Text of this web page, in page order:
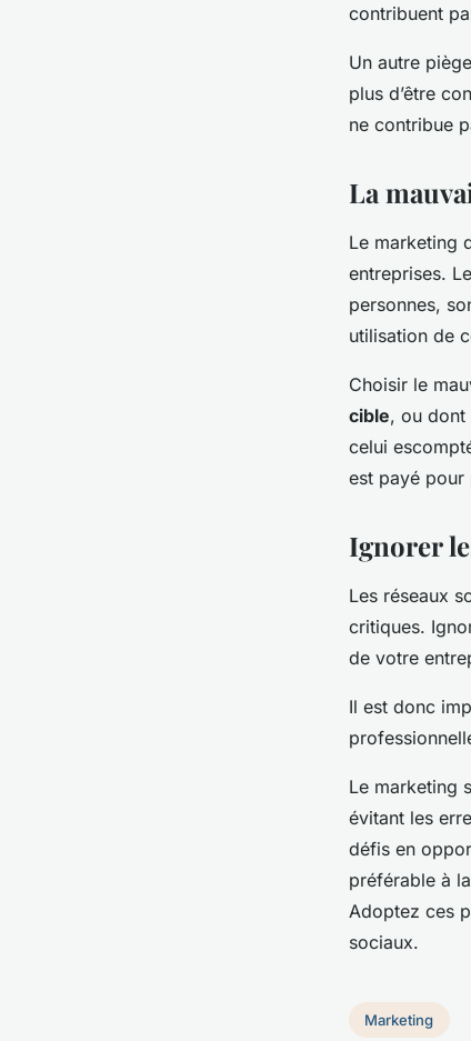
contribuent
Un autre
plus d’être
ne contribue
La
Le marketing
entreprises.
personnes,
utilisation de
Choisir le
cible, ou dont
celui
est payé pour
Ignorer
Les réseaux
critiques.
de votre
Il est donc
Le marketing
évitant les
défis en
préférable à
Adoptez ces
sociaux.
Marketing